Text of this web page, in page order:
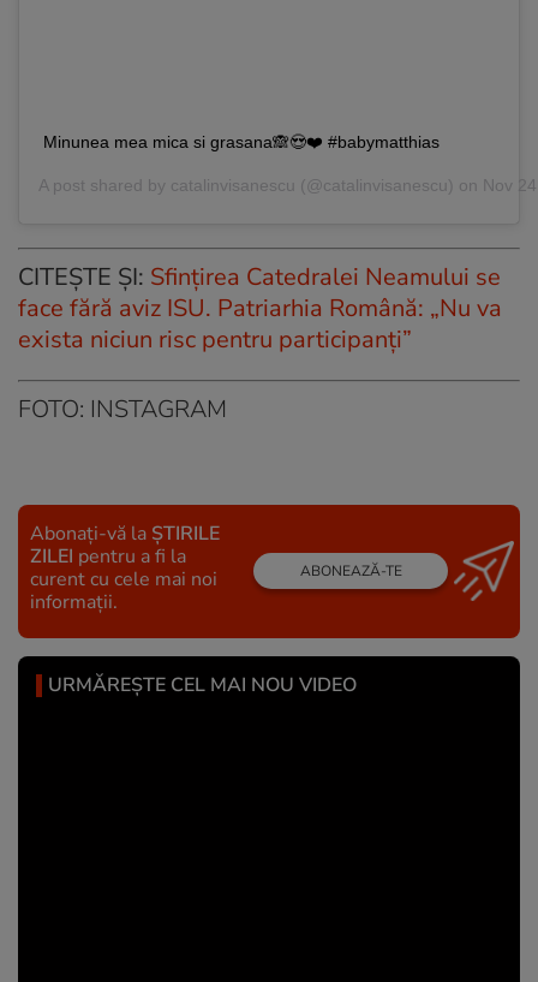
Minunea mea mica si grasana🙈😍❤️ #babymatthias
A post shared by catalinvisanescu (@catalinvisanescu) on Nov
CITEȘTE ȘI: Sfințirea Catedralei Neamului se
face fără aviz ISU. Patriarhia Română: „Nu va
exista niciun risc pentru participanți”
FOTO: INSTAGRAM
Abonați-vă la ȘTIRILE
ZILEI pentru a fi la
curent cu cele mai noi
informații.
ABONEAZĂ-TE
URMĂREȘTE CEL MAI NOU VIDEO